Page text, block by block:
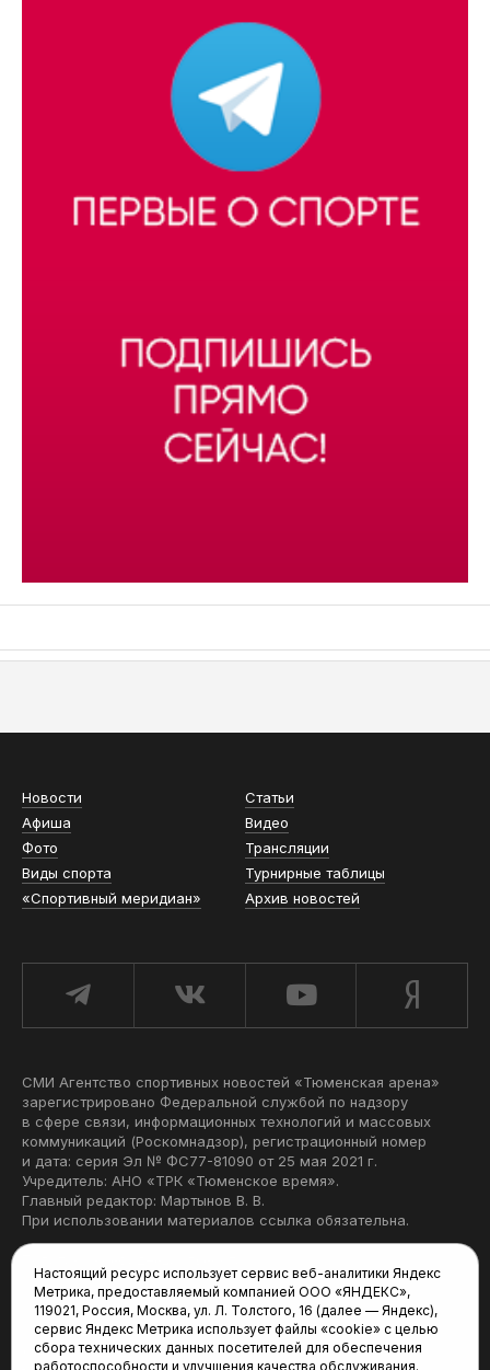
Новости
Статьи
Афиша
Видео
Фото
Трансляции
Виды спорта
Турнирные таблицы
«Спортивный меридиан»
Архив новостей
СМИ Агентство спортивных новостей «Тюменская арена»
зарегистрировано Федеральной службой по надзору
в сфере связи, информационных технологий и массовых
коммуникаций (Роскомнадзор), регистрационный номер
и дата: серия Эл № ФС77-81090 от 25 мая 2021 г.
Учредитель: АНО «ТРК «Тюменское время».
Главный редактор: Мартынов В. В.
При использовании материалов ссылка обязательна.
Редакция:
625035, Тюмень, пр. Геологоразведчиков, 28А
(3452) 68-22-28
Настоящий ресурс использует сервис веб-аналитики Яндекс
Метрика, предоставляемый компанией ООО «ЯНДЕКС»,
119021, Россия, Москва, ул. Л. Толстого, 16 (далее — Яндекс),
сервис Яндекс Метрика использует файлы «cookie» с целью
сбора технических данных посетителей для обеспечения
работоспособности и улучшения качества обслуживания.